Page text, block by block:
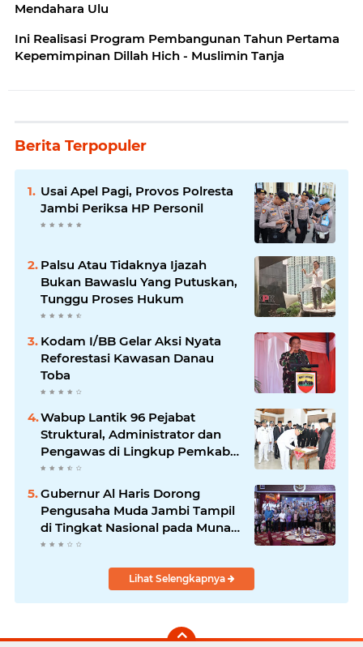
Mendahara Ulu
Ini Realisasi Program Pembangunan Tahun Pertama
Kepemimpinan Dillah Hich - Muslimin Tanja
Berita Terpopuler
Usai Apel Pagi, Provos Polresta
Jambi Periksa HP Personil
Palsu Atau Tidaknya Ijazah
Bukan Bawaslu Yang Putuskan,
Tunggu Proses Hukum
Kodam I/BB Gelar Aksi Nyata
Reforestasi Kawasan Danau
Toba
Wabup Lantik 96 Pejabat
Struktural, Administrator dan
Pengawas di Lingkup Pemkab
Tanjabtim
Gubernur Al Haris Dorong
Pengusaha Muda Jambi Tampil
di Tingkat Nasional pada Munas
HIPMI ke-18
Lihat Selengkapnya